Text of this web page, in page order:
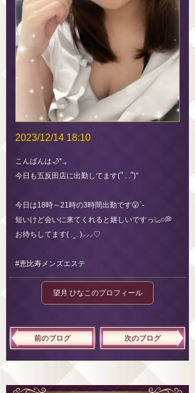
2023/12/14 18:10
こんばんは🌙*.｡
今日も五反田店に出勤してます(՞ . .՞)"
今日は18時～21時の3時間出勤です😮´-
短いけど会いに来てくれると嬉しいですっ❕𓈒𓂂𓏸💭
お待ちしてます( . ̫ . )⸝⸝⸝♡
#恵比寿メンズエステ
望月 ひなこのプロフィール
前のブログ 次のブログ